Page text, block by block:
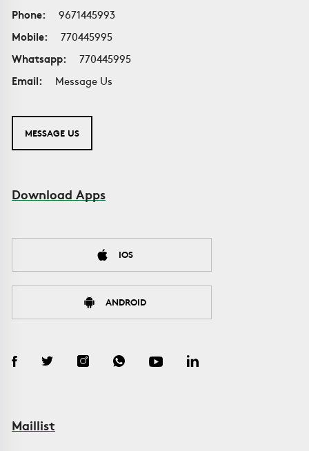
Phone:
9671445993
Mobile:
770445995
Whatsapp:
770445995
Email:
Message Us
MESSAGE US
Download Apps
IOS
ANDROID
Maillist